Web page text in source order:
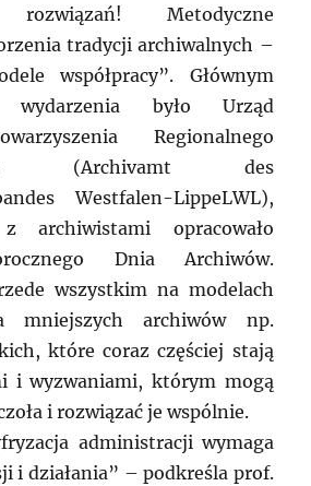
rozwiązań! Metodyczne
tradycji archiwalnych –
współpracy”. Głównym
wydarzenia było Urząd
Regionalnego
(Archivamt des
Westfalen-LippeLWL),
archiwistami opracowało
Dnia Archiwów.
wszystkim na modelach
mniejszych archiwów np.
które coraz częściej stają
i wyzwaniami, którym mogą
i rozwiązać je wspólnie.
administracji wymaga
i działania” – podkreśla prof.